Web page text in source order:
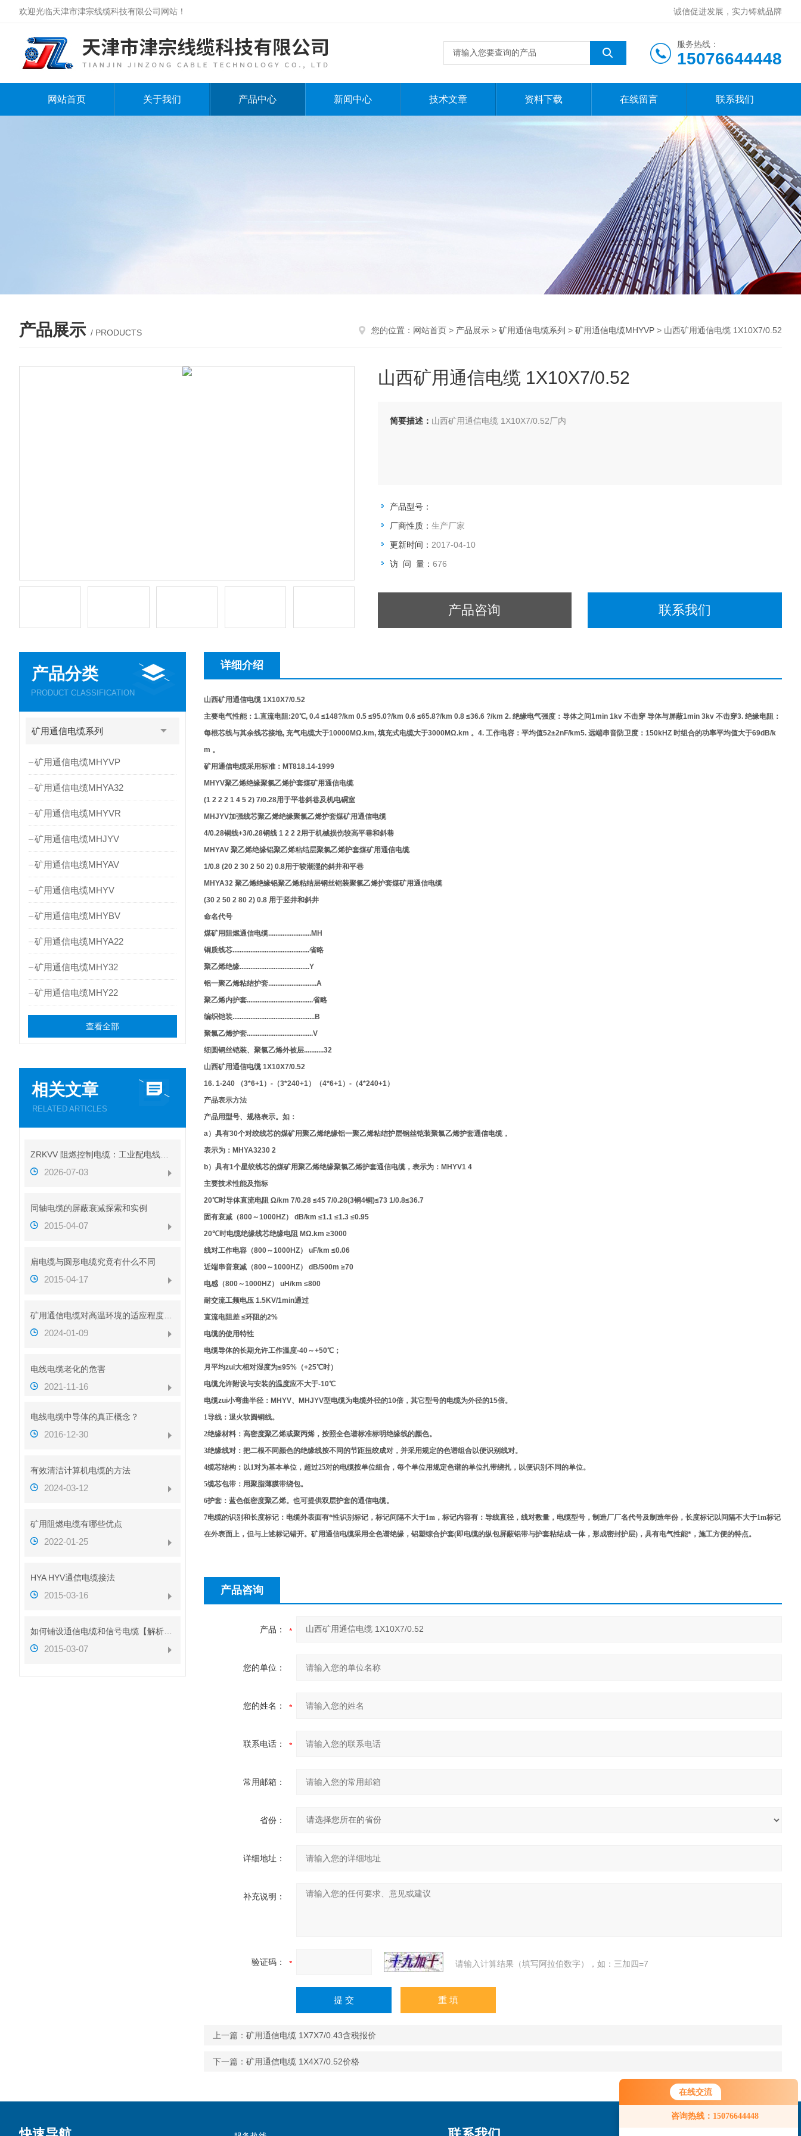
在线交流
咨询热线：15076644448
欢迎光临天津市津宗线缆科技有限公司网站！ 诚信促进发展，实力铸就品牌
服务热线：
15076644448
网站首页 关于我们 产品中心 新闻中心 技术文章 资料下载 在线留言 联系我们
产品展示 / PRODUCTS 您的位置： 网站首页 > 产品展示 > 矿用通信电缆系列 > 矿用通信电缆MHYVP > 山西矿用通信电缆 1X10X7/0.52
山西矿用通信电缆 1X10X7/0.52
简要描述： 山西矿用通信电缆 1X10X7/0.52厂内
产品型号：
厂商性质： 生产厂家
更新时间： 2017-04-10
访 问 量： 676
产品咨询 联系我们
产品分类
PRODUCT CLASSIFICATION
矿用通信电缆系列
矿用通信电缆MHYVP
矿用通信电缆MHYA32
矿用通信电缆MHYVR
矿用通信电缆MHJYV
矿用通信电缆MHYAV
矿用通信电缆MHYV
矿用通信电缆MHYBV
矿用通信电缆MHYA22
矿用通信电缆MHY32
矿用通信电缆MHY22
查看全部
相关文章
RELATED ARTICLES
2026-07-03
同轴电缆的屏蔽衰减探索和实例
2015-04-07
扁电缆与圆形电缆究竟有什么不同
2015-04-17
2024-01-09
电线电缆老化的危害
2021-11-16
电线电缆中导体的真正概念？
2016-12-30
有效清洁计算机电缆的方法
2024-03-12
矿用阻燃电缆有哪些优点
2022-01-25
HYA HYV通信电缆接法
2015-03-16
2015-03-07
详细介绍
山西矿用通信电缆 1X10X7/0.52
主要电气性能：1.直流电阻:20℃, 0.4 ≤148?/km 0.5 ≤95.0?/km 0.6 ≤65.8?/km 0.8 ≤36.6 ?/km 2. 绝缘电气强度：导体之间1min 1kv 不击穿 导体与屏蔽1min 3kv 不击穿3. 绝缘电阻：
每根芯线与其余线芯接地, 充气电缆大于10000MΩ.km, 填充式电缆大于3000MΩ.km 。4. 工作电容：平均值52±2nF/km5. 远端串音防卫度：150kHZ 时组合的功率平均值大于69dB/k
m 。
矿用通信电缆采用标准：MT818.14-1999
MHYV聚乙烯绝缘聚氯乙烯护套煤矿用通信电缆
(1 2 2 2 1 4 5 2) 7/0.28用于平巷斜巷及机电硐室
MHJYV加强线芯聚乙烯绝缘聚氯乙烯护套煤矿用通信电缆
4/0.28铜线+3/0.28钢线 1 2 2 2用于机械损伤较高平巷和斜巷
MHYAV 聚乙烯绝缘铝聚乙烯粘结层聚氯乙烯护套煤矿用通信电缆
1/0.8 (20 2 30 2 50 2) 0.8用于较潮湿的斜井和平巷
MHYA32 聚乙烯绝缘铝聚乙烯粘结层钢丝铠装聚氯乙烯护套煤矿用通信电缆
(30 2 50 2 80 2) 0.8 用于竖井和斜井
命名代号
煤矿用阻燃通信电缆........................MH
铜质线芯...........................................省略
聚乙烯绝缘.......................................Y
铝一聚乙烯粘结护套...........................A
聚乙烯内护套.....................................省略
编织铠装..............................................B
聚氯乙烯护套.....................................V
细圆钢丝铠装、聚氯乙烯外被层...........32
山西矿用通信电缆 1X10X7/0.52
16. 1-240 （3*6+1）-（3*240+1）（4*6+1）-（4*240+1）
产品表示方法
产品用型号、规格表示。如：
a）具有30个对绞线芯的煤矿用聚乙烯绝缘铝一聚乙烯粘结护层钢丝铠装聚氯乙烯护套通信电缆，
表示为：MHYA3230 2
b）具有1个星绞线芯的煤矿用聚乙烯绝缘聚氯乙烯护套通信电缆，表示为：MHYV1 4
主要技术性能及指标
20℃时导体直流电阻 Ω/km 7/0.28 ≤45 7/0.28(3钢4铜)≤73 1/0.8≤36.7
固有衰减（800～1000HZ） dB/km ≤1.1 ≤1.3 ≤0.95
20℃时电缆绝缘线芯绝缘电阻 MΩ.km ≥3000
线对工作电容（800～1000HZ） uF/km ≤0.06
近端串音衰减（800～1000HZ） dB/500m ≥70
电感（800～1000HZ） uH/km ≤800
耐交流工频电压 1.5KV/1min通过
直流电阻差 ≤环阻的2%
电缆的使用特性
电缆导体的长期允许工作温度-40～+50℃；
月平均zui大相对湿度为≤95%（+25℃时）
电缆允许附设与安装的温度应不大于-10℃
电缆zui小弯曲半径：MHYV、MHJYV型电缆为电缆外径的10倍，其它型号的电缆为外径的15倍。
1导线：退火软圆铜线。
2绝缘材料：高密度聚乙烯或聚丙烯，按照全色谱标准标明绝缘线的颜色。
3绝缘线对：把二根不同颜色的绝缘线按不同的节距扭绞成对，并采用规定的色谱组合以便识别线对。
4缆芯结构：以1对为基本单位，超过25对的电缆按单位组合，每个单位用规定色谱的单位扎带绕扎，以便识别不同的单位。
5缆芯包带：用聚脂薄膜带绕包。
6护套：蓝色低密度聚乙烯。也可提供双层护套的通信电缆。
7电缆的识别和长度标记：电缆外表面有*性识别标记，标记间隔不大于1m ，标记内容有：导线直径，线对数量，电缆型号，制造厂厂名代号及制造年份，长度标记以间隔不大于1m标记
在外表面上，但与上述标记错开。矿用通信电缆采用全色谱绝缘，铝塑综合护套(即电缆的纵包屏蔽铝带与护套粘结成一体，形成密封护层) ，具有电气性能*，施工方便的特点。
产品咨询
产品：
您的单位：
您的姓名：
联系电话：
常用邮箱：
省份：
详细地址：
补充说明：
验证码： 请输入计算结果（填写阿拉伯数字），如：三加四=7
上一篇： 矿用通信电缆 1X7X7/0.43含税报价
下一篇： 矿用通信电缆 1X4X7/0.52价格